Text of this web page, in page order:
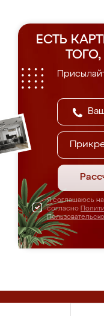
ЕСТЬ
Я соглашаюсь
согласно